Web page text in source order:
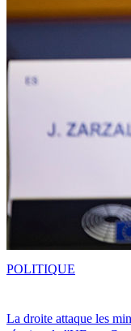
La droite attaque les
POLITIQUE